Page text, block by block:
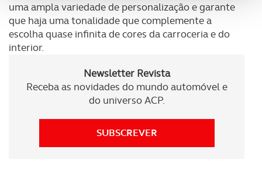
analisar dados de navegação no nosso website.
Adicionalmente partilhamos informação, relativa à sua
utilização do nosso site de publicidade e de análise, com
consentimento e quando tal se afigure estritamente
necessário no contexto dos serviços a prestar.
uma ampla variedade de personalização e garante
que haja uma tonalidade que complemente a
escolha quase infinita de cores da carroceria e do
interior.
Newsletter Revista
Receba as novidades do mundo automóvel e
do universo ACP.
SUBSCREVER